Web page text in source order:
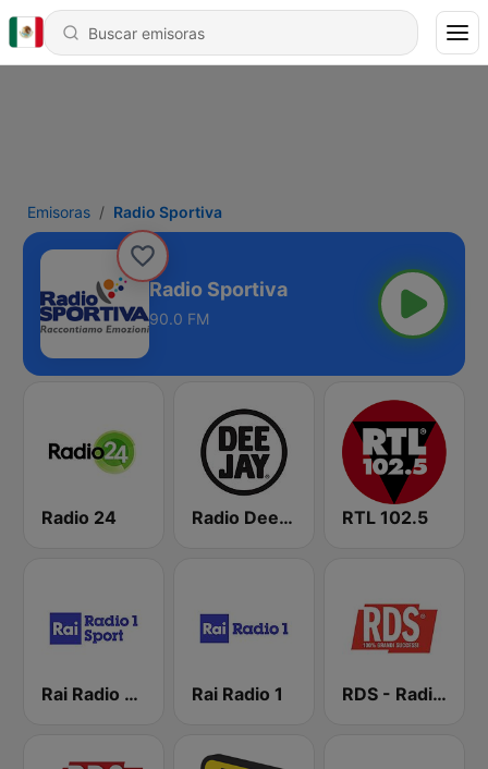
Emisoras Radio Sportiva
Radio Sportiva
90.0 FM
Radio 24 Radio Deejay RTL 102.5
Rai Radio 1 Sport Rai Radio 1 RDS - Radio Dimensione Suono